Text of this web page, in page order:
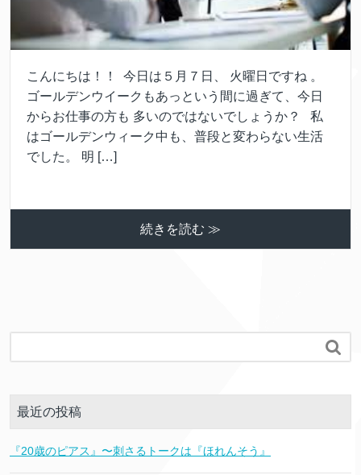
こんにちは！！ 今日は５月７日、 火曜日ですね 。
ゴールデンウイークもあっという間に過ぎて、今日
からお仕事の方も 多いのではないでしょうか？ 私
はゴールデンウィーク中も、普段と変わらない生活
でした。 明 […]
続きを読む ≫

最近の投稿
『20歳のピアス』〜刺さるトークは『ほれんそう』